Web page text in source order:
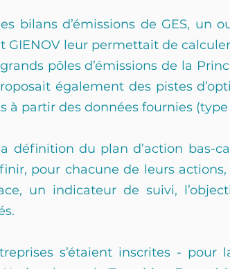
bilans d’émissions de GES, un
GIENOV leur permettait de
pôles d’émissions de la
également des pistes
à partir des données fournies
définition du plan d’action bas-
pour chacune de leurs
un indicateur de suivi,
s’étaient inscrites - pour